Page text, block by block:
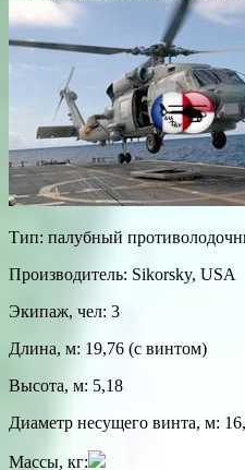
Тип: палубный
Производитель: Sikorsky, USA
Экипаж, чел: 3
Длина, м: 19,76 (с винтом)
Высота, м: 5,18
Диаметр несущего винта, м:
Массы, кг: